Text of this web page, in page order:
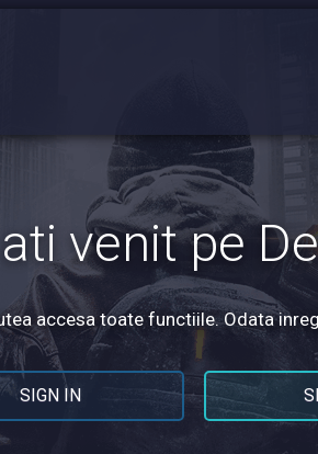
venit pe
accesa toate functiile. Odata
SIGN IN